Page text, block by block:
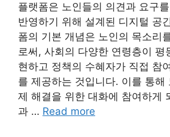
플랫폼은 노인들의 의견과 요구
반영하기 위해 설계된 디지털 공
폼의 기본 개념은 노인의 목소리
로써, 사회의 다양한 연령층이 평
현하고 정책의 수혜자가 직접 참
를 제공하는 것입니다. 이를 통해
제 해결을 위한 대화에 참여하게
과 … Read more